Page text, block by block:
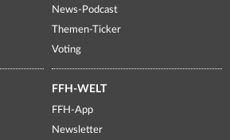
News-Podcast
Themen-Ticker
Voting
FFH-WELT
FFH-App
Newsletter